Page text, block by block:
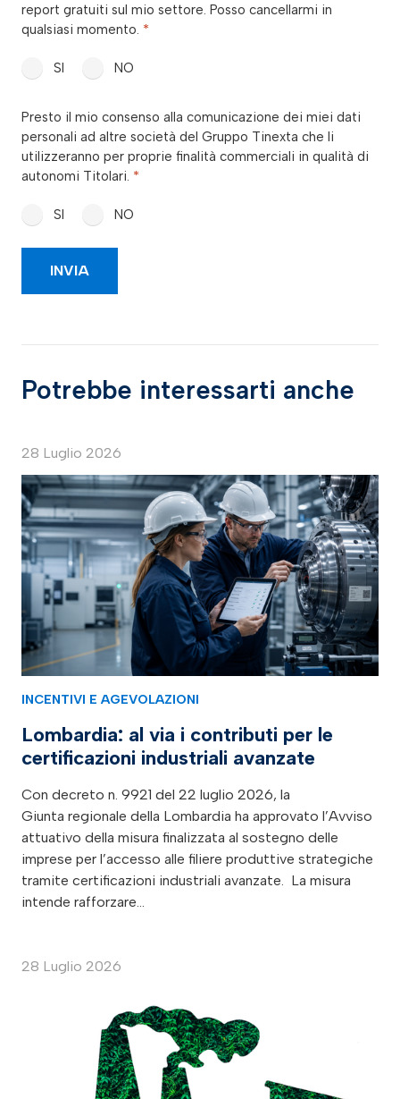
report gratuiti sul mio settore. Posso cancellarmi in
qualsiasi momento. *
SI NO
Presto il mio consenso alla comunicazione dei miei dati
personali ad altre società del Gruppo Tinexta che li
utilizzeranno per proprie finalità commerciali in qualità di
autonomi Titolari. *
SI NO
Potrebbe interessarti anche
28 Luglio 2026
INCENTIVI E AGEVOLAZIONI
Lombardia: al via i contributi per le
certificazioni industriali avanzate
Con decreto n. 9921 del 22 luglio 2026, la
Giunta regionale della Lombardia ha approvato l’Avviso
attuativo della misura finalizzata al sostegno delle
imprese per l’accesso alle filiere produttive strategiche
tramite certificazioni industriali avanzate. La misura
intende rafforzare…
28 Luglio 2026